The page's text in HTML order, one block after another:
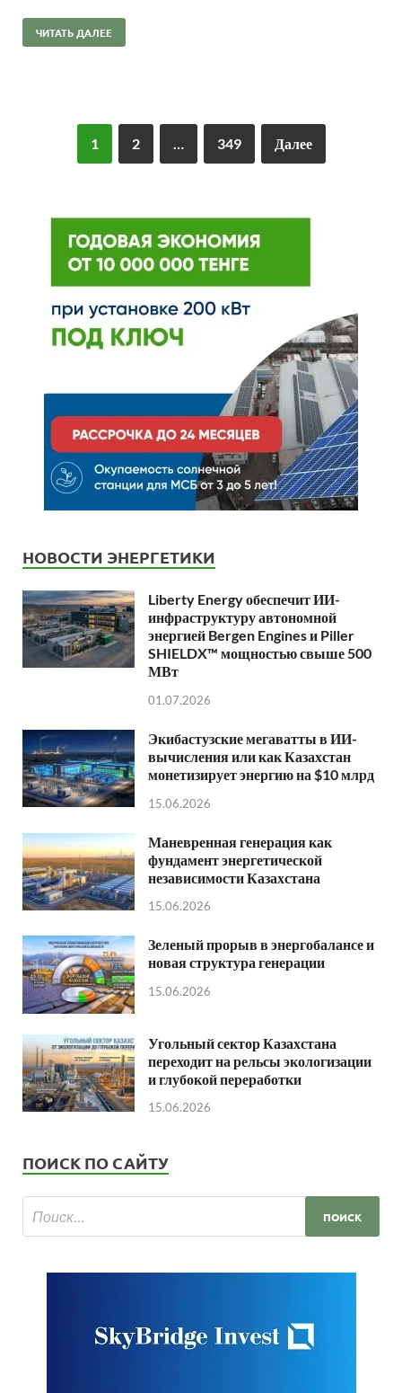
ЧИТАТЬ ДАЛЕЕ
1 2 … 349 Далее
НОВОСТИ ЭНЕРГЕТИКИ
Liberty Energy обеспечит ИИ-
инфраструктуру автономной
энергией Bergen Engines и Piller
SHIELDX™ мощностью свыше 500
МВт
01.07.2026
Экибастузские мегаватты в ИИ-
вычисления или как Казахстан
монетизирует энергию на $10 млрд
15.06.2026
Маневренная генерация как
фундамент энергетической
независимости Казахстана
15.06.2026
Зеленый прорыв в энергобалансе и
новая структура генерации
15.06.2026
Угольный сектор Казахстана
переходит на рельсы экологизации
и глубокой переработки
15.06.2026
ПОИСК ПО САЙТУ